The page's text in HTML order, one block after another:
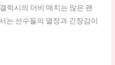
럭시의 더비 매치는 많은 팬
는 선수들의 열정과 긴장감이